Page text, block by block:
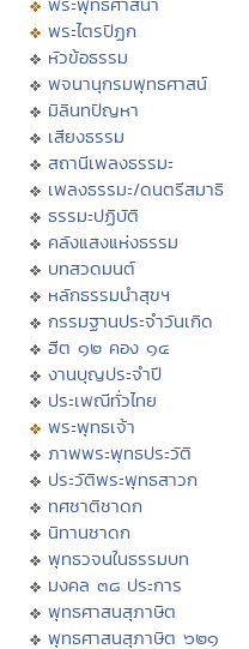
พระไตรปิฏก
หัวข้อธรรม
พจนานุกรมพุทธศาสน์
มิลินทปัญหา
เสียงธรรม
สถานีเพลงธรรมะ
เพลงธรรมะ/ดนตรีสมาธิ
ธรรมะปฏิบัติ
คลังแสงแห่งธรรม
บทสวดมนต์
หลักธรรมนำสุขฯ
กรรมฐานประจำวันเกิด
ฮีต ๑๒ คอง ๑๔
งานบุญประจำปี
ประเพณีทั่วไทย
พระพุทธเจ้า
ภาพพระพุทธประวัติ
ประวัติพระพุทธสาวก
ทศชาติชาดก
นิทานชาดก
พุทธวจนในธรรมบท
มงคล ๓๘ ประการ
พุทธศาสนสุภาษิต
พุทธศาสนสุภาษิต ๖๒๑